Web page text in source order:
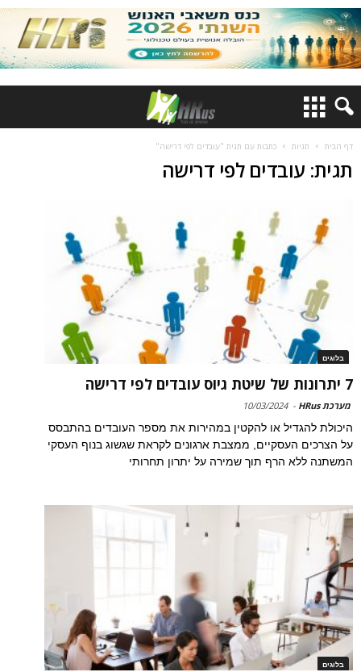
דף הבית תגיות כתבות עם תגית "עובדים לפי דרישה"
תגית: עובדים לפי דרישה
בלוגים
7 יתרונות של שיטת גיוס עובדים לפי דרישה
מערכת HRus -
10/03/2024
היכולת להגדיל או להקטין במהירות את מספר העובדים בהתבסס
על הצרכים העסקיים, ממצבת ארגונים לקראת שגשוג בנוף העסקי
המשתנה ללא הרף תוך שמירה על יתרון תחרותי
בלוגים